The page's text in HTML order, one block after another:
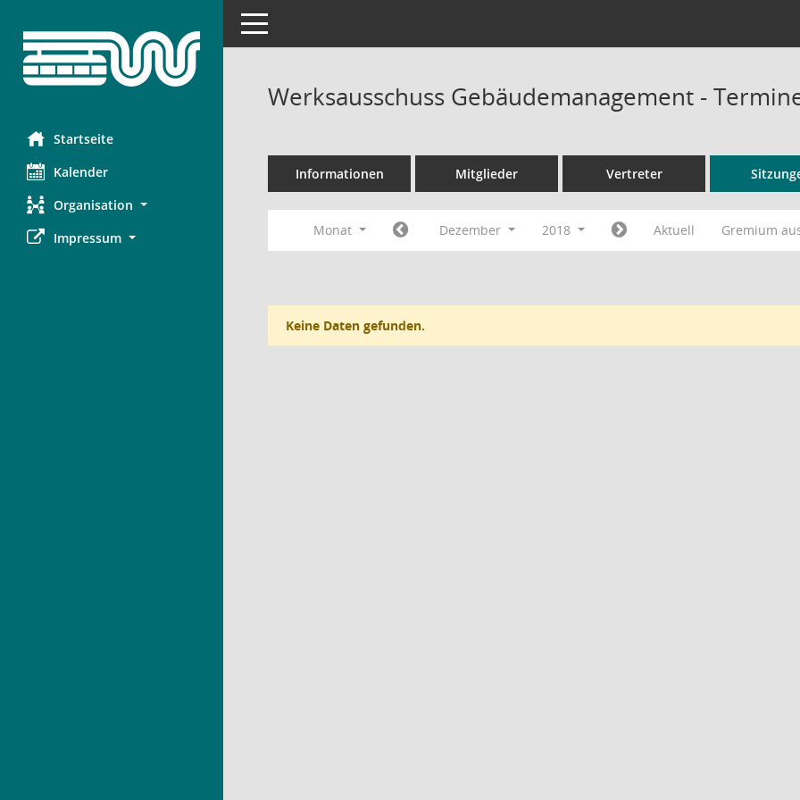
Startseite
Kalender
Organisation
Impressum
Toggle navigation
Werksausschuss Gebäudemanagement -
Informationen Mitglieder Vertreter
Monat Dezember 2018 Aktuell Gremium
Keine Daten gefunden.